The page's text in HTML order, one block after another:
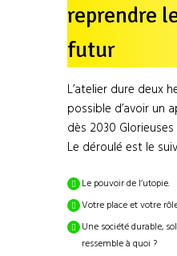
reprendre
futur
L’atelier dure deux
possible d’avoir un
dès 2030
Le déroulé est le
Le pouvoir de l’utopie.
Votre place et votre
Une société durable,
ressemble à quoi ?